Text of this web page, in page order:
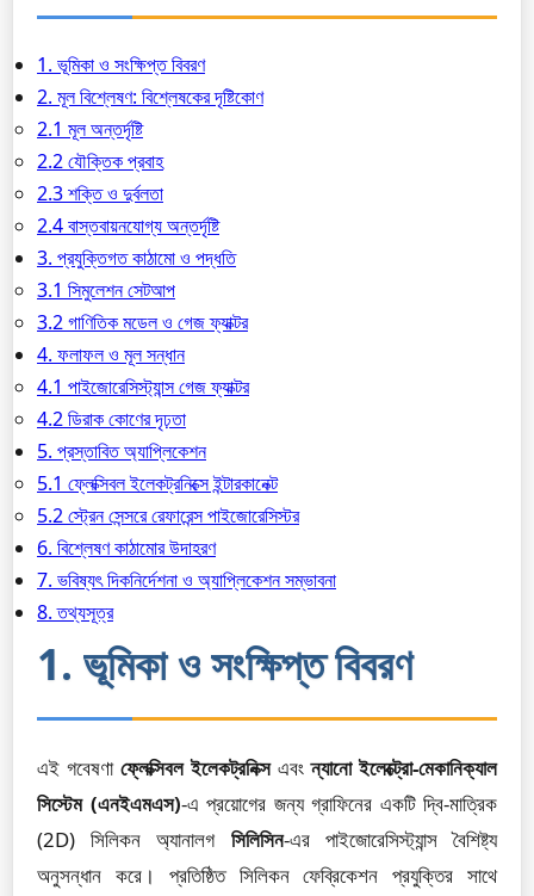
1. ভূমিকা ও সংক্ষিপ্ত বিবরণ
2. মূল বিশ্লেষণ: বিশ্লেষকের দৃষ্টিকোণ
2.1 মূল অন্তর্দৃষ্টি
2.2 যৌক্তিক প্রবাহ
2.3 শক্তি ও দুর্বলতা
2.4 বাস্তবায়নযোগ্য অন্তর্দৃষ্টি
3. প্রযুক্তিগত কাঠামো ও পদ্ধতি
3.1 সিমুলেশন সেটআপ
3.2 গাণিতিক মডেল ও গেজ ফ্যাক্টর
4. ফলাফল ও মূল সন্ধান
4.1 পাইজোরেসিস্ট্যান্স গেজ ফ্যাক্টর
4.2 ডিরাক কোণের দৃঢ়তা
5. প্রস্তাবিত অ্যাপ্লিকেশন
5.1 ফ্লেক্সিবল ইলেকট্রনিক্সে ইন্টারকানেক্ট
5.2 স্ট্রেন সেন্সরে রেফারেন্স পাইজোরেসিস্টর
6. বিশ্লেষণ কাঠামোর উদাহরণ
7. ভবিষ্যৎ দিকনির্দেশনা ও অ্যাপ্লিকেশন সম্ভাবনা
8. তথ্যসূত্র
1. ভূমিকা ও সংক্ষিপ্ত বিবরণ
এই গবেষণা ফ্লেক্সিবল ইলেকট্রনিক্সএবংন্যানো ইলেক্ট্রো-মেকানিক্যাল
সিস্টেম (এনইএমএস)-এ প্রয়োগের জন্য গ্রাফিনের একটি দ্বি-মাত্রিক
(2D) সিলিকন অ্যানালগ সিলিসিন-এর পাইজোরেসিস্ট্যান্স বৈশিষ্ট্য
অনুসন্ধান করে। প্রতিষ্ঠিত সিলিকন ফেব্রিকেশন প্রযুক্তির সাথে